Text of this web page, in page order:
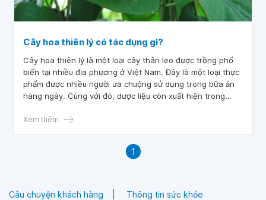
Cây hoa thiên lý có tác dụng gì?
Cây hoa thiên lý là một loại cây thân leo được trồng phổ
biến tại nhiều địa phương ở Việt Nam. Đây là một loại thực
phẩm được nhiều người ưa chuộng sử dụng trong bữa ăn
hàng ngày. Cùng với đó, dược liệu còn xuất hiện trong
Xem thêm
1
Câu chuyện khách hàng Thông tin sức khỏe